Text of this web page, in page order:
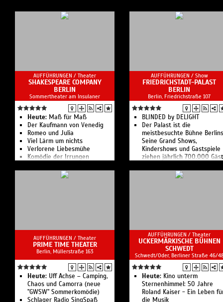
AUFFÜHRUNGEN / Theater
SHAKESPEARE COMPANY
BERLIN
Sommertheater am Insulaner
Heute: Maß für Maß
Der Kaufmann von Venedig
Romeo und Julia
Viel Lärm um nichts
Verlorene Liebesmühe
Komödie der Irrungen
Berlin zeigt 9 Inszenierungen
in 71 Aufführungen
AUFFÜHRUNGEN / Show
FRIEDRICHSTADT-PALAST
BERLIN
Berlin, Friedrichstraße 107
BLINDED by DELIGHT
Der Palast ist die
meistbesuchte Bühne
Seine Grand Shows,
Kindershows und Gastspiele
ziehen jährlich 700.000
Mit über 160 Mitwirkenden
pro Vorstellung sind dies die
AUFFÜHRUNGEN / Theater
PRIME TIME THEATER
Berlin, ​Müllerstraße 163
Heute: Uff Achse – Camping,
Chaos und Camorra (neue
"GWSW" Sommerkomödie)
Schlager Radio SingSpaß
AUFFÜHRUNGEN / Theater
UCKERMÄRKISCHE BÜHNEN
SCHWEDT
Schwedt/Oder, Berliner Straße 46/
Heute: Kino unterm
Sternenhimmel: 50 Jahre
Roland Kaiser - Ein Leben
die Musik